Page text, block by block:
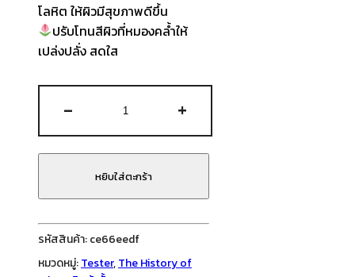
โลหิต ให้ผิวมีสุขภาพดีขึ้น
ปรับโทนสีผิวที่หมองคล้ำให้
เปล่งปลั่ง สดใส
-
The
History
of
Whoo
-
Revitalizing
+
หยิบใส่ตะกร้า
รหัสสินค้า:ce66eedf
หมวดหมู่:Tester,The History of